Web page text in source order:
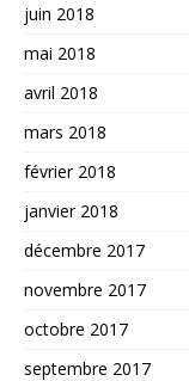
juin 2018
mai 2018
avril 2018
mars 2018
février 2018
janvier 2018
décembre 2017
novembre 2017
octobre 2017
septembre 2017